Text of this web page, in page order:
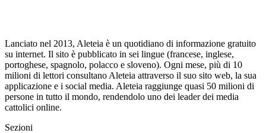
Lanciato nel 2013, Aleteia è un quotidiano di informazione gratuito
su internet. Il sito è pubblicato in sei lingue (francese, inglese,
portoghese, spagnolo, polacco e sloveno). Ogni mese, più di 10
milioni di lettori consultano Aleteia attraverso il suo sito web, la sua
applicazione e i social media. Aleteia raggiunge quasi 50 milioni di
persone in tutto il mondo, rendendolo uno dei leader dei media
cattolici online.
Sezioni